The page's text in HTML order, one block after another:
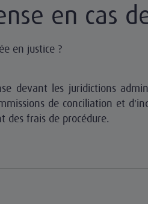
en cas
en justice ?
devant les juridictions
de conciliation et
des frais de procédure.